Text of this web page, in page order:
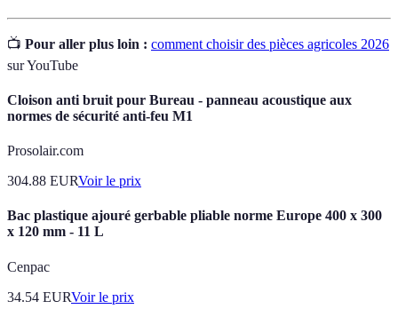
📺 Pour aller plus loin : comment choisir des pièces agricoles 2026
sur YouTube
Cloison anti bruit pour Bureau - panneau acoustique aux
normes de sécurité anti-feu M1
Prosolair.com
304.88 EURVoir le prix
Bac plastique ajouré gerbable pliable norme Europe 400 x 300
x 120 mm - 11 L
Cenpac
34.54 EURVoir le prix